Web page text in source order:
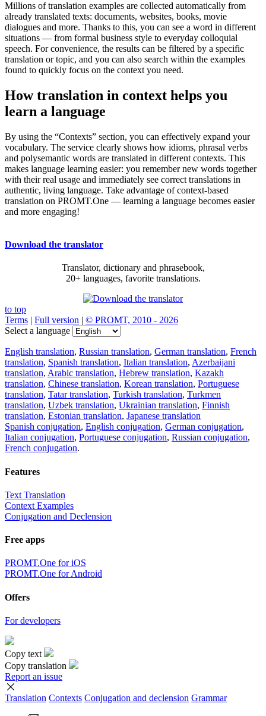
Millions of translation examples are collected automatically from
already translated texts: documents, websites, books, movie
dialogues and more. Thanks to this, you can see a word in different
situations — from formal business style to everyday colloquial
speech. For convenience, the results can be filtered by a specific
translation or topic, and you can also search within the examples
found to quickly focus on the context you need.
How translation in context helps you
learn a language
By using the “Contexts” section, you can effectively expand your
vocabulary. The service clearly shows how idioms, phrasal verbs
and polysemantic words are translated in different contexts. This
makes language learning easier: you remember new words together
with their real usage and immediately see correct translations in
authentic, living language. Take advantage of context-based
translation on PROMT.One — learning a language becomes easier
and more engaging!
Download the translator
Translator, dictionary and phrasebook,
20+ languages, favorite translations.
to top
Terms | Full version | © PROMT, 2010 - 2026
Select a language
English translation, Russian translation, German translation, French
translation, Spanish translation, Italian translation, Azerbaijani
translation, Arabic translation, Hebrew translation, Kazakh
translation, Chinese translation, Korean translation, Portuguese
translation, Tatar translation, Turkish translation, Turkmen
translation, Uzbek translation, Ukrainian translation, Finnish
translation, Estonian translation, Japanese translation
Spanish conjugation, English conjugation, German conjugation,
Italian conjugation, Portuguese conjugation, Russian conjugation,
French conjugation.
Features
Text Translation
Context Examples
Conjugation and Declension
Free apps
PROMT.One for iOS
PROMT.One for Android
Offers
For developers
Copy text
Copy translation
Report an issue
Translation Contexts Conjugation and declension Grammar